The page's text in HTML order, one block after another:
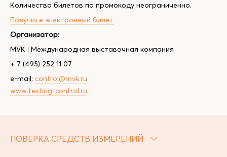
Количество билетов по промокоду неограниченно.
Получите электронный билет
Организатор:
MVK | Международная выставочная компания
+ 7 (495) 252 11 07
e-mail: control@mvk.ru
www.testing-control.ru
ПОВЕРКА СРЕДСТВ ИЗМЕРЕНИЙ